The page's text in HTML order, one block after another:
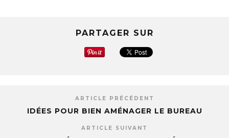
PARTAGER SUR
ARTICLE PRÉCÉDENT
IDÉES POUR BIEN AMÉNAGER LE BUREAU
ARTICLE SUIVANT